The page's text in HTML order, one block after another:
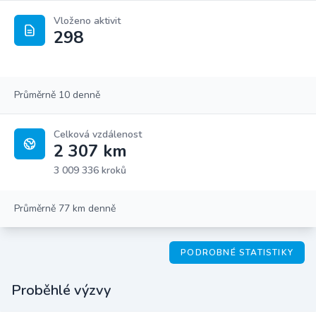
Vloženo aktivit
298
Průměrně 10 denně
Celková vzdálenost
2 307 km
3 009 336 kroků
Průměrně 77 km denně
PODROBNÉ STATISTIKY
Proběhlé výzvy